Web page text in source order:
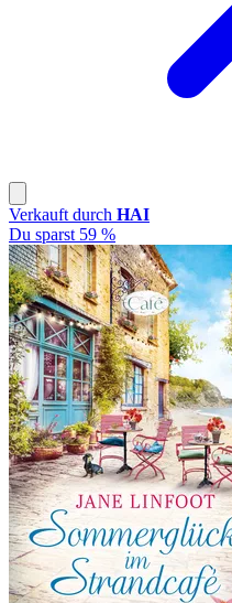
Verkauft durch HAI
Du sparst 59 %